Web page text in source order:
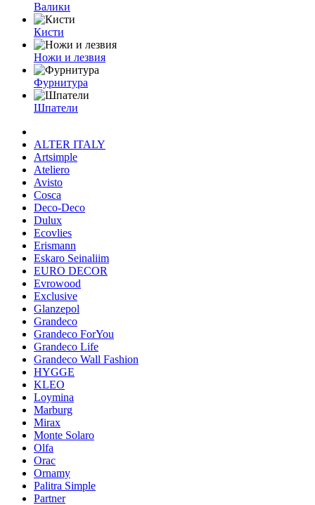
Валики
Кисти
Ножи и лезвия
Фурнитура
Шпатели
ALTER ITALY
Artsimple
Ateliero
Avisto
Cosca
Deco-Deco
Dulux
Ecovlies
Erismann
Eskaro Seinaliim
EURO DECOR
Evrowood
Exclusive
Glanzepol
Grandeco
Grandeco ForYou
Grandeco Life
Grandeco Wall Fashion
HYGGE
KLEO
Loymina
Marburg
Mirax
Monte Solaro
Olfa
Orac
Ornamy
Palitra Simple
Partner